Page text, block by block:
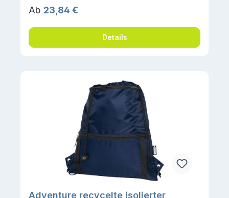
Regulärer Preis:
Ab 23,84 €
Details
Adventure recycelte isolierter